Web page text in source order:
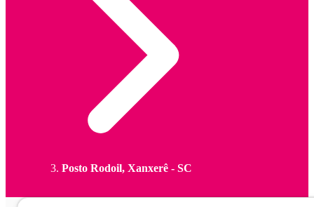
Posto Rodoil, Xanxerê - SC